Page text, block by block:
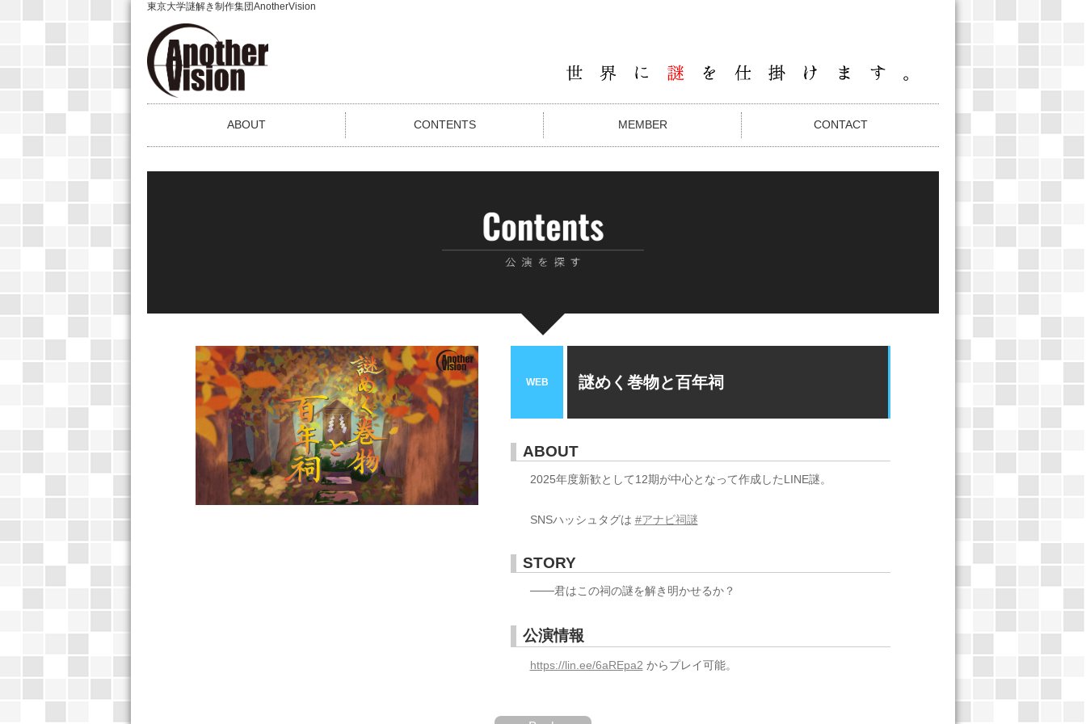
東京大学謎解き制作集団AnotherVision
ABOUT CONTENTS MEMBER CONTACT
WEB 謎めく巻物と百年祠
ABOUT
2025年度新歓として12期が中心となって作成したLINE謎。
SNSハッシュタグは #アナビ祠謎
STORY
───君はこの祠の謎を解き明かせるか？
公演情報
https://lin.ee/6aREpa2 からプレイ可能。